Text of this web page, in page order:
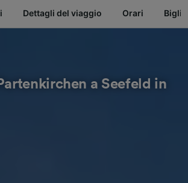
Dettagli del viaggio Orari
a Seefeld in